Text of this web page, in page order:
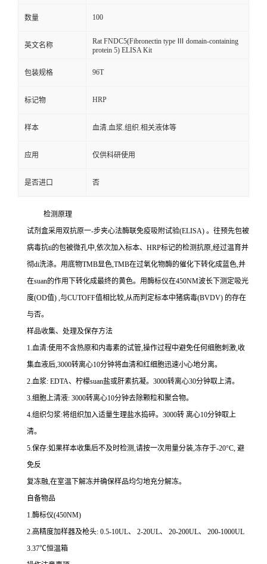
数量 100
英文名称
Rat FNDC5(Fibronectin type Ⅲ domain-containing
protein 5) ELISA Kit
包装规格 96T
标记物 HRP
样本 血清.血浆.组织.相关液体等
应用 仅供科研使用
是否进口 否
检测原理
试剂盒采用双抗原一-步夹心法酶联免疫吸附试验(ELISA) 。往预先包被
病毒抗ti的包被微孔中,依次加入标本、 HRP标记的检测抗原,经过温育并
彻di洗涤。用底物TMB显色,TMB在过氧化物酶的催化下转化成蓝色,并
在suan的作用下转化成最终的黄色。用酶标仪在450NM波长下测定吸光
度(OD值) ,与CUTOFF值相比较,从而判定标本中猪病毒(BVDV) 的存在
与否。
样品收集、处理及保存方法
1.血清:使用不含热原和内毒素的试管,操作过程中避免任何细胞刺激,收
集血液后,3000转离心10分钟将血清和红细胞迅速小心地分离。
2.血浆: EDTA、柠檬suan盐或肝素抗凝。 3000转离心30分钟取上清。
3.细胞上清液: 3000转离心10分钟去除颗粒和聚合物。
4.组织匀浆:将组织加入适量生理盐水捣碎。 3000转 离心10分钟取上
清。
5.保存:如果样本收集后不及时检测,请按一次用量分装,冻存于-20°C, 避
免反
复冻融,在室温下解冻并确保样品均匀地充分解冻。
自备物品
1.酶标仪(450NM)
2.高精度加样器及枪头: 0.5-10UL、 2-20UL、 20-200UL、 200-1000UL
3.37℃恒温箱